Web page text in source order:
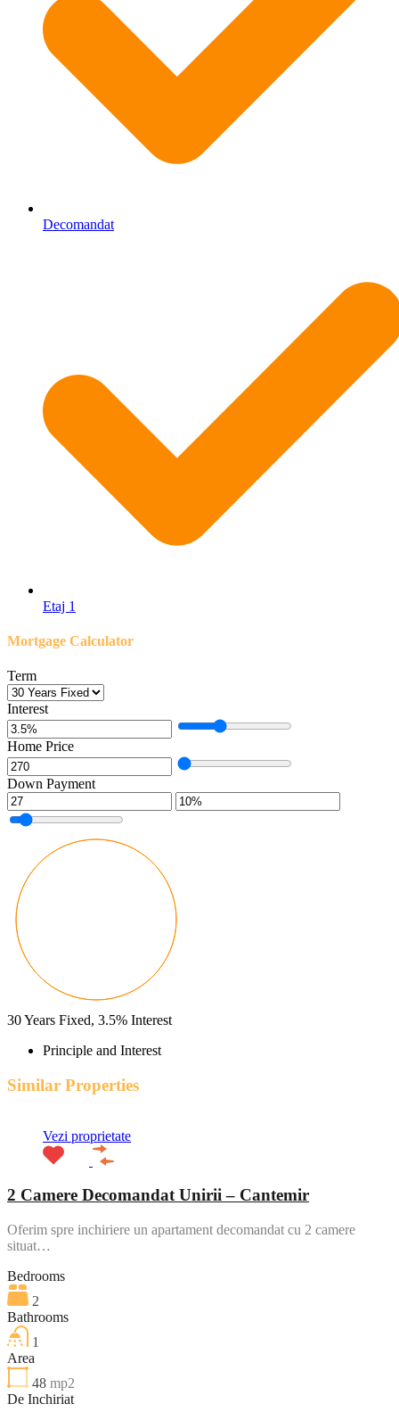
Decomandat
Etaj 1
Mortgage Calculator
Term
Interest
Home Price
Down Payment
30Years Fixed, 3.5% Interest
Principle and Interest
Similar Properties
Vezi proprietate
2 Camere Decomandat Unirii – Cantemir
Oferim spre inchiriere un apartament decomandat cu 2 camere
situat…
Bedrooms
2
Bathrooms
1
Area
48 mp2
De Inchiriat